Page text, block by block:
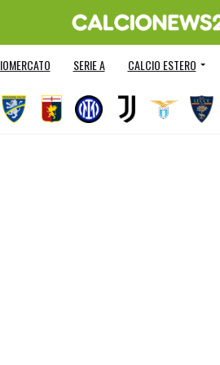
SERIE A CALCIO ESTERO